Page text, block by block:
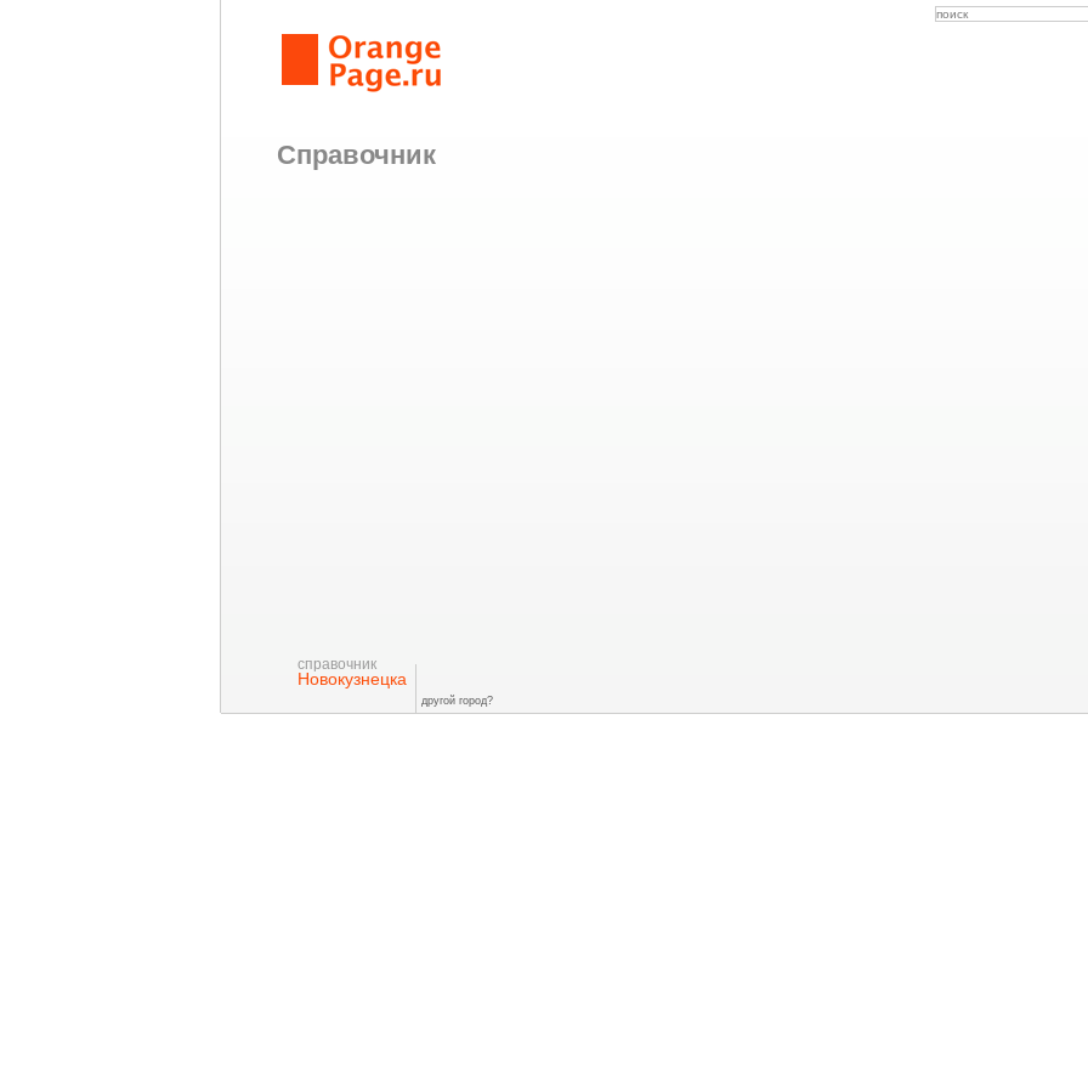
Справочник
справочник
Новокузнецка
другой город?